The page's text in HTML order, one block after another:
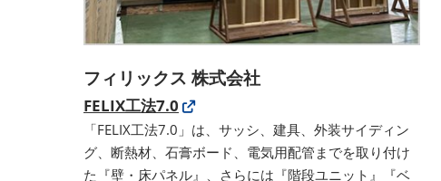
フィリックス 株式会社
FELIX工法7.0
「FELIX工法7.0」は、サッシ、建具、外装サイディン
グ、断熱材、石膏ボード、電気用配管までを取り付け
た『壁・床パネル』、さらには『階段ユニット』『ベ